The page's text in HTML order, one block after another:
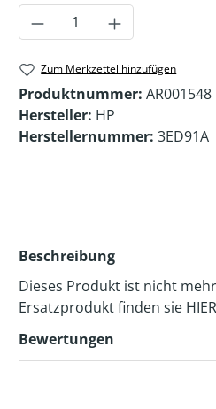
Produkt Anzahl:
Zum Merkzettel hinzufügen
Produktnummer: AR001548
Hersteller: HP
Herstellernummer: 3ED91A
Beschreibung
Dieses Produkt ist nicht
Ersatzprodukt finden sie HIER
Bewertungen